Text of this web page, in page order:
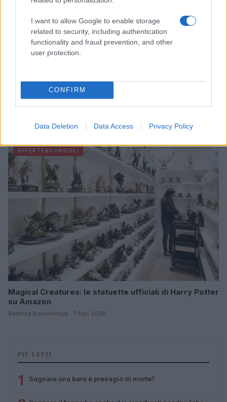
I want to allow Google to enable storage
related to security, including authentication
functionality and fraud prevention, and other
user protection.
CONFIRM
Data Deletion Data Access Privacy Policy
Zalando Visionary Award: INSTITUTION di Galib
Cristian Castiglioni · 7 Ago 2026
OFFERTE&CONSIGLI
Magical Creatures: le statuette ufficiali di Harry Potter
su Amazon
Beatrice Bonaventura · 7 Ago 2026
PIÙ LETTI
1 Sognare una bara è presagio di morte?